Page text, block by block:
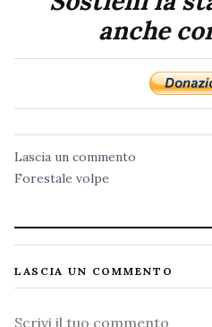
anche
Lascia un commento
Forestale volpe
LASCIA UN COMMENTO
Commento